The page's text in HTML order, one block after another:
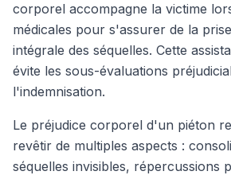
corporel accompagne la victime
médicales pour s'assurer de la
intégrale des séquelles. Cette
évite les sous-évaluations
l'indemnisation.
Le préjudice corporel d'un piéton
revêtir de multiples aspects :
séquelles invisibles, répercussions